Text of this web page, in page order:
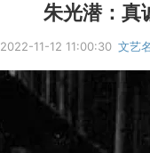
朱光潜：真
2022-11-12 11:00:30 文艺